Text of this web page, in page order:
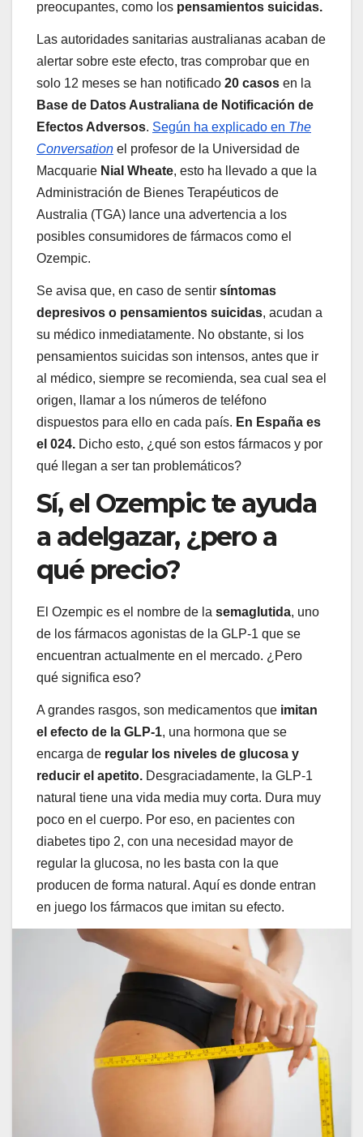
preocupantes, como los pensamientos suicidas.
Las autoridades sanitarias australianas acaban de
alertar sobre este efecto, tras comprobar que en
solo 12 meses se han notificado 20 casos en la
Base de Datos Australiana de Notificación de
Efectos Adversos. Según ha explicado en The
Conversation el profesor de la Universidad de
Macquarie Nial Wheate, esto ha llevado a que la
Administración de Bienes Terapéuticos de
Australia (TGA) lance una advertencia a los
posibles consumidores de fármacos como el
Ozempic.
Se avisa que, en caso de sentir síntomas
depresivos o pensamientos suicidas, acudan a
su médico inmediatamente. No obstante, si los
pensamientos suicidas son intensos, antes que ir
al médico, siempre se recomienda, sea cual sea el
origen, llamar a los números de teléfono
dispuestos para ello en cada país. En España es
el 024. Dicho esto, ¿qué son estos fármacos y por
qué llegan a ser tan problemáticos?
Sí, el Ozempic te ayuda
a adelgazar, ¿pero a
qué precio?
El Ozempic es el nombre de la semaglutida, uno
de los fármacos agonistas de la GLP-1 que se
encuentran actualmente en el mercado. ¿Pero
qué significa eso?
A grandes rasgos, son medicamentos que imitan
el efecto de la GLP-1, una hormona que se
encarga de regular los niveles de glucosa y
reducir el apetito. Desgraciadamente, la GLP-1
natural tiene una vida media muy corta. Dura muy
poco en el cuerpo. Por eso, en pacientes con
diabetes tipo 2, con una necesidad mayor de
regular la glucosa, no les basta con la que
producen de forma natural. Aquí es donde entran
en juego los fármacos que imitan su efecto.